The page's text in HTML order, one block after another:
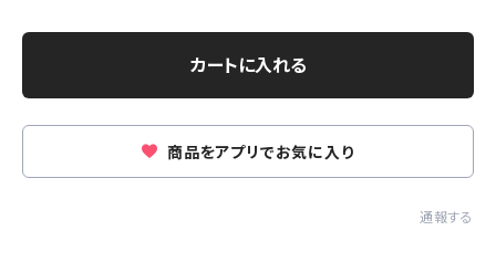
カートに入れる
商品をアプリでお気に入り
通報する